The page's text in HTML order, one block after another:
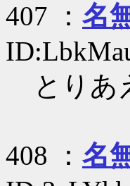
407 ： 名
とりあ
408 ： 名